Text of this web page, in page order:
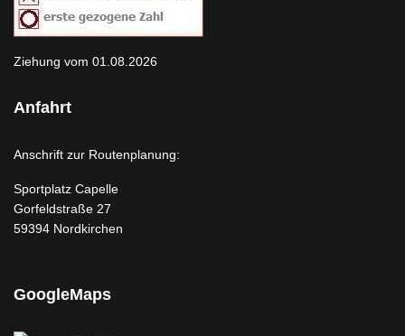
Ziehung vom 01.08.2026
Anfahrt
Anschrift zur Routenplanung:
Sportplatz Capelle
Gorfeldstraße 27
59394 Nordkirchen
GoogleMaps